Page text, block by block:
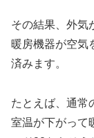
その結果、外気
暖房機器が空気
済みます。
たとえば、通常
室温が下がって